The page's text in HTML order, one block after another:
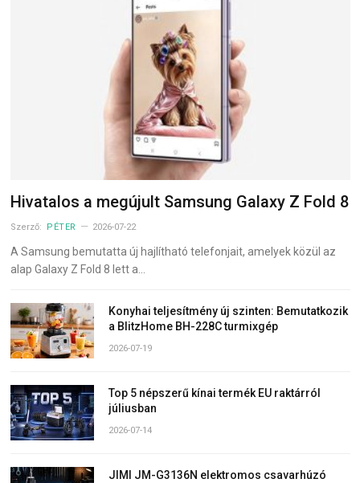
Hivatalos a megújult Samsung Galaxy Z Fold 8
Szerző: PÉTER 2026-07-22
A Samsung bemutatta új hajlítható telefonjait, amelyek közül az
alap Galaxy Z Fold 8 lett a…
Konyhai teljesítmény új szinten: Bemutatkozik
a BlitzHome BH-228C turmixgép
2026-07-19
Top 5 népszerű kínai termék EU raktárról
júliusban
2026-07-14
JIMI JM-G3136N elektromos csavarhúzó